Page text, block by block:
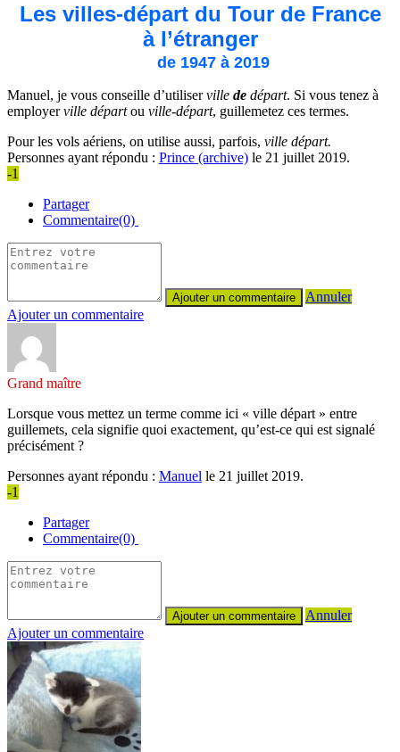
Les villes-départ du Tour de France
à l’étranger
de 1947 à 2019
Manuel, je vous conseille d’utiliserville de départ. Si vous tenez à
employerville départou ville-départ, guillemetez ces termes.
Pour les vols aériens, on utilise aussi, parfois, ville départ.
Personnes ayant répondu : Prince (archive) le 21 juillet 2019.
-1
Partager
Commentaire(0)
Annuler
Ajouter un commentaire
Grand maître
Lorsque vous mettez un terme comme ici « ville départ » entre
guillemets, cela signifie quoi exactement, qu’est-ce qui est signalé
précisément ?
Personnes ayant répondu : Manuel le 21 juillet 2019.
-1
Partager
Commentaire(0)
Annuler
Ajouter un commentaire